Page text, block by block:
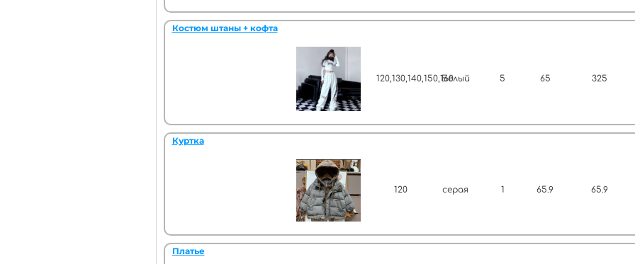
Костюм штаны + кофта
120,130,140,150,160Белый 5 65 325
Куртка
120 серая 1 65.9 65.9
Платье